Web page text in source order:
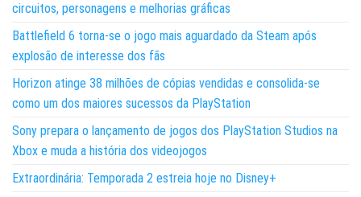
circuitos, personagens e melhorias gráficas
Battlefield 6 torna-se o jogo mais aguardado da Steam após
explosão de interesse dos fãs
Horizon atinge 38 milhões de cópias vendidas e consolida-se
como um dos maiores sucessos da PlayStation
Sony prepara o lançamento de jogos dos PlayStation Studios na
Xbox e muda a história dos videojogos
Extraordinária: Temporada 2 estreia hoje no Disney+